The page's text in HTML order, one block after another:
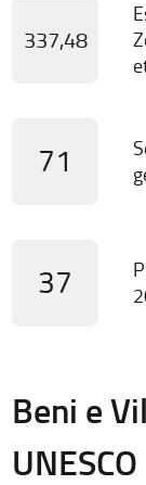
337,48
71
37
Beni e
UNESCO